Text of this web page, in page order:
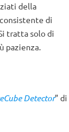
della
di
tratta solo di
pazienza.
Detector” di